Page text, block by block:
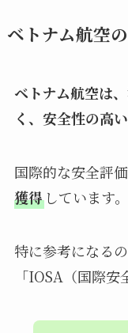
ベトナム航空
ベトナム航空は
く、安全性の高
国際的な安全評
獲得しています。
特に参考になる
「IOSA（国際安